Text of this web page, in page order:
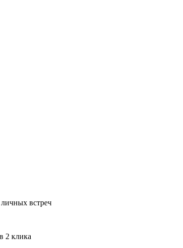
встреч
2 клика